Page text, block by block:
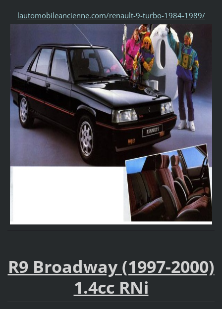
lautomobileancienne.com/renault-9-turbo-1984-1989/
R9 Broadway (1997-2000)
1.4cc RNi